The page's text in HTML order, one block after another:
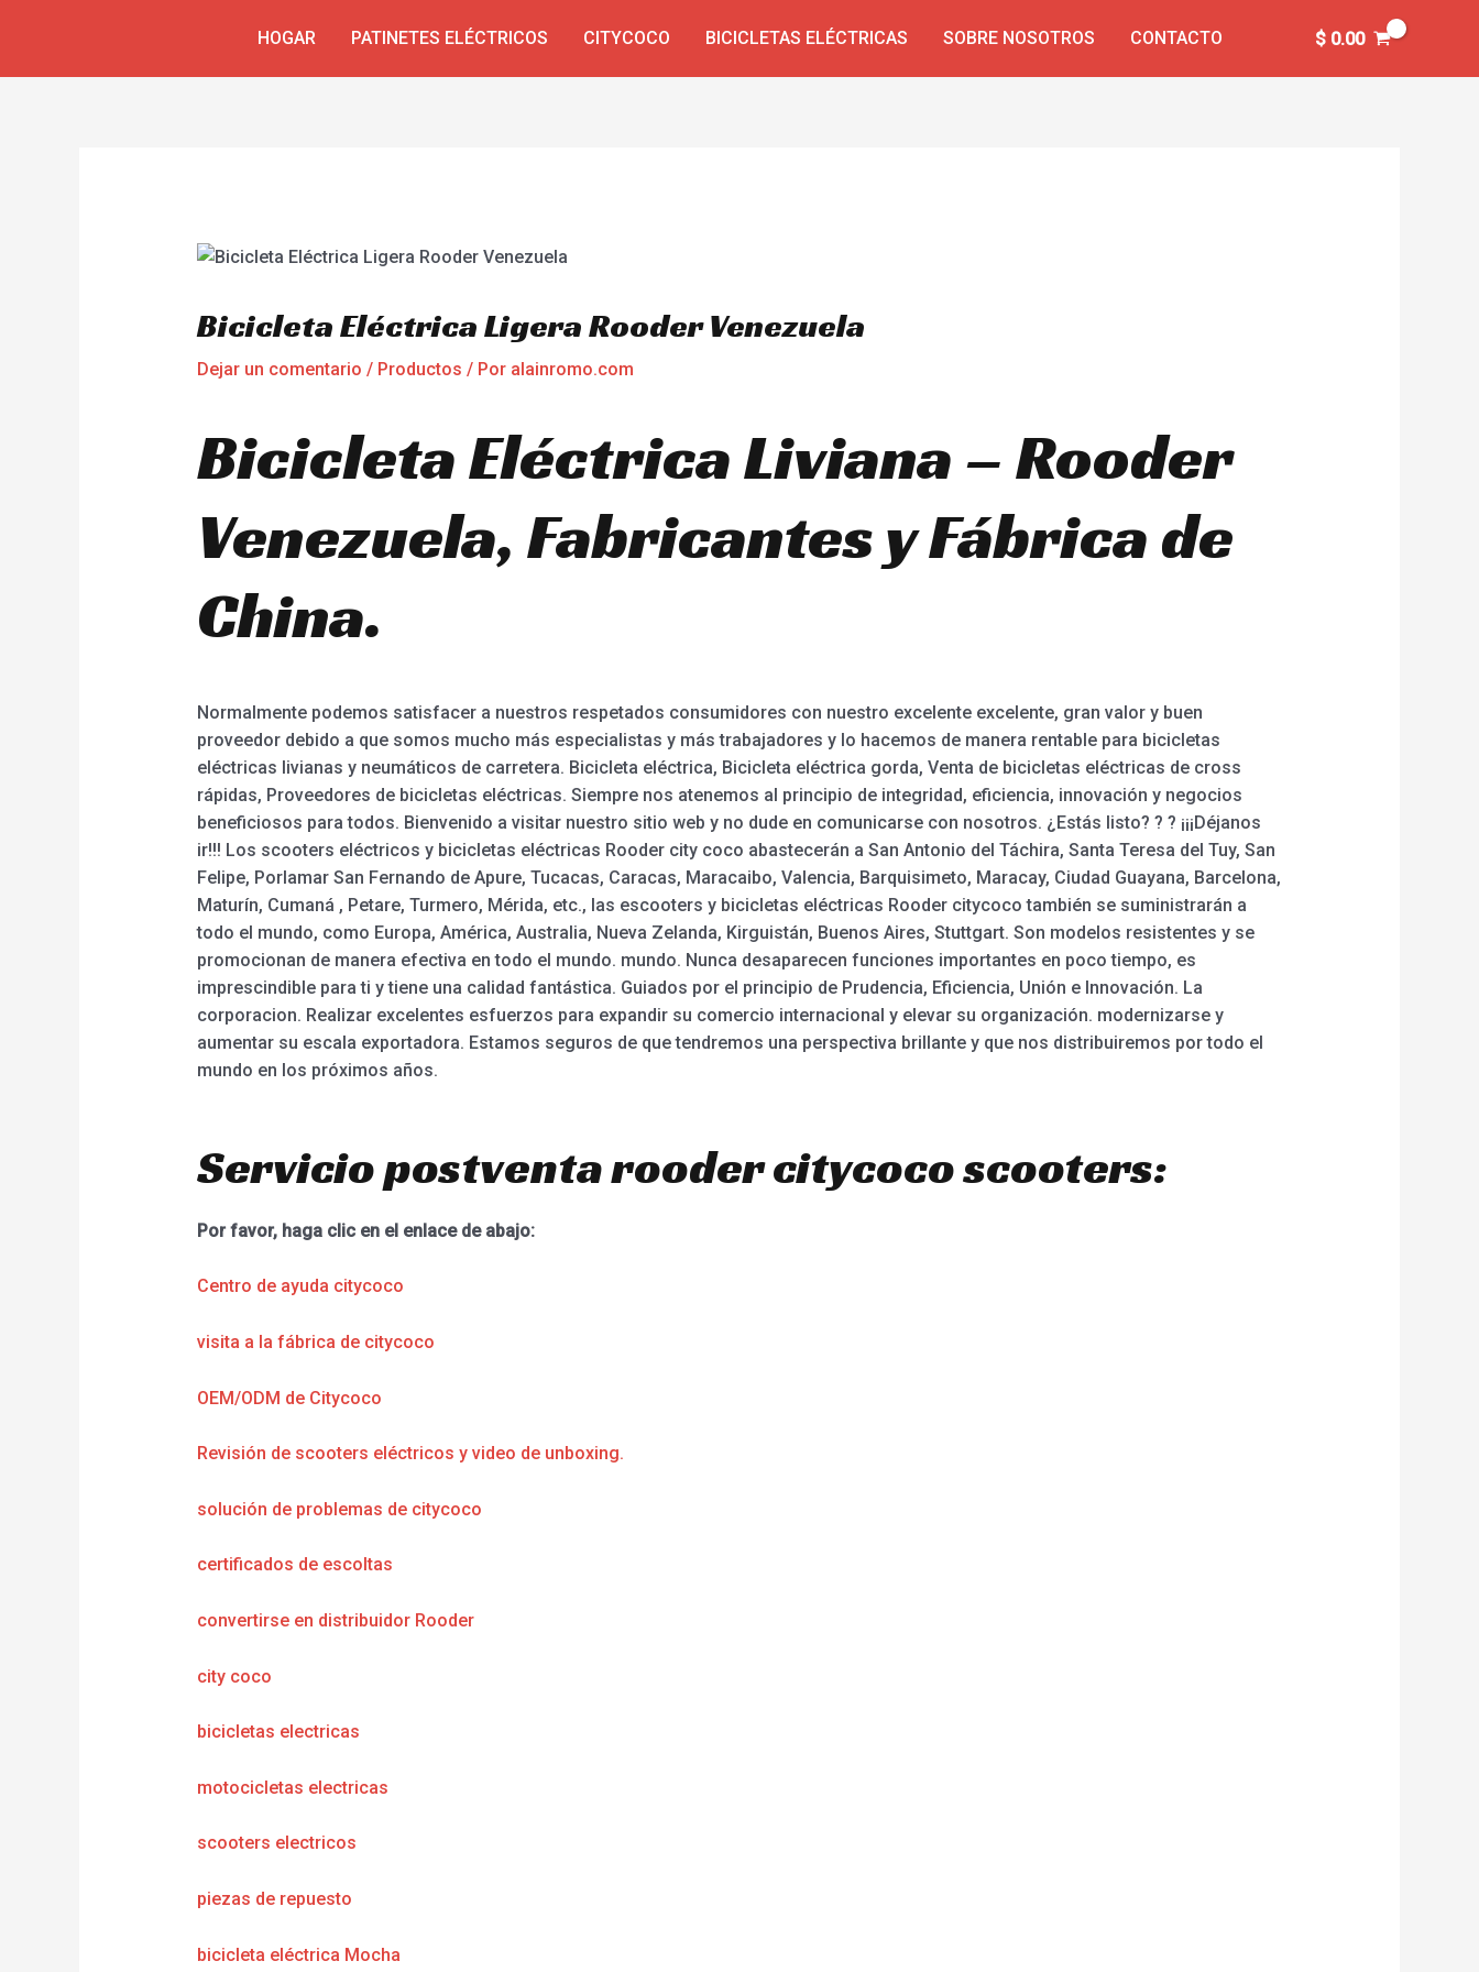
HOGAR PATINETES ELÉCTRICOS CITYCOCO BICICLETAS ELÉCTRICAS SOBRE NOSOTROS CONTACTO $0.00
Bicicleta Eléctrica Ligera Rooder Venezuela
Dejar un comentario / Productos / Por alainromo.com
Bicicleta Eléctrica Liviana – Rooder
Venezuela, Fabricantes y Fábrica de
China.
Normalmente podemos satisfacer a nuestros respetados consumidores con nuestro excelente excelente, gran valor y buen
proveedor debido a que somos mucho más especialistas y más trabajadores y lo hacemos de manera rentable para bicicletas
eléctricas livianas y neumáticos de carretera. Bicicleta eléctrica, Bicicleta eléctrica gorda, Venta de bicicletas eléctricas de cross
rápidas, Proveedores de bicicletas eléctricas. Siempre nos atenemos al principio de integridad, eficiencia, innovación y negocios
beneficiosos para todos. Bienvenido a visitar nuestro sitio web y no dude en comunicarse con nosotros. ¿Estás listo? ? ? ¡¡¡Déjanos
ir!!! Los scooters eléctricos y bicicletas eléctricas Rooder city coco abastecerán a San Antonio del Táchira, Santa Teresa del Tuy, San
Felipe, Porlamar San Fernando de Apure, Tucacas, Caracas, Maracaibo, Valencia, Barquisimeto, Maracay, Ciudad Guayana, Barcelona,
Maturín, Cumaná , Petare, Turmero, Mérida, etc., las escooters y bicicletas eléctricas Rooder citycoco también se suministrarán a
todo el mundo, como Europa, América, Australia, Nueva Zelanda, Kirguistán, Buenos Aires, Stuttgart. Son modelos resistentes y se
promocionan de manera efectiva en todo el mundo. mundo. Nunca desaparecen funciones importantes en poco tiempo, es
imprescindible para ti y tiene una calidad fantástica. Guiados por el principio de Prudencia, Eficiencia, Unión e Innovación. La
corporacion. Realizar excelentes esfuerzos para expandir su comercio internacional y elevar su organización. modernizarse y
aumentar su escala exportadora. Estamos seguros de que tendremos una perspectiva brillante y que nos distribuiremos por todo el
mundo en los próximos años.
Servicio postventa rooder citycoco scooters:
Por favor, haga clic en el enlace de abajo:
Centro de ayuda citycoco
visita a la fábrica de citycoco
OEM/ODM de Citycoco
Revisión de scooters eléctricos y video de unboxing.
solución de problemas de citycoco
certificados de escoltas
convertirse en distribuidor Rooder
city coco
bicicletas electricas
motocicletas electricas
scooters electricos
piezas de repuesto
bicicleta eléctrica Mocha